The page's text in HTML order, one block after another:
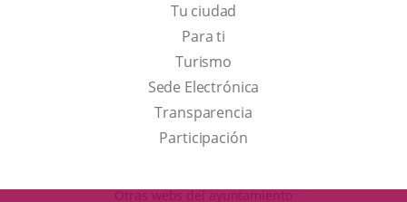
Tu ciudad
Para ti
TurismoThis
link
will
open
a
Sede Electrónica
Transparencia
Participación
Otras webs del ayuntamiento